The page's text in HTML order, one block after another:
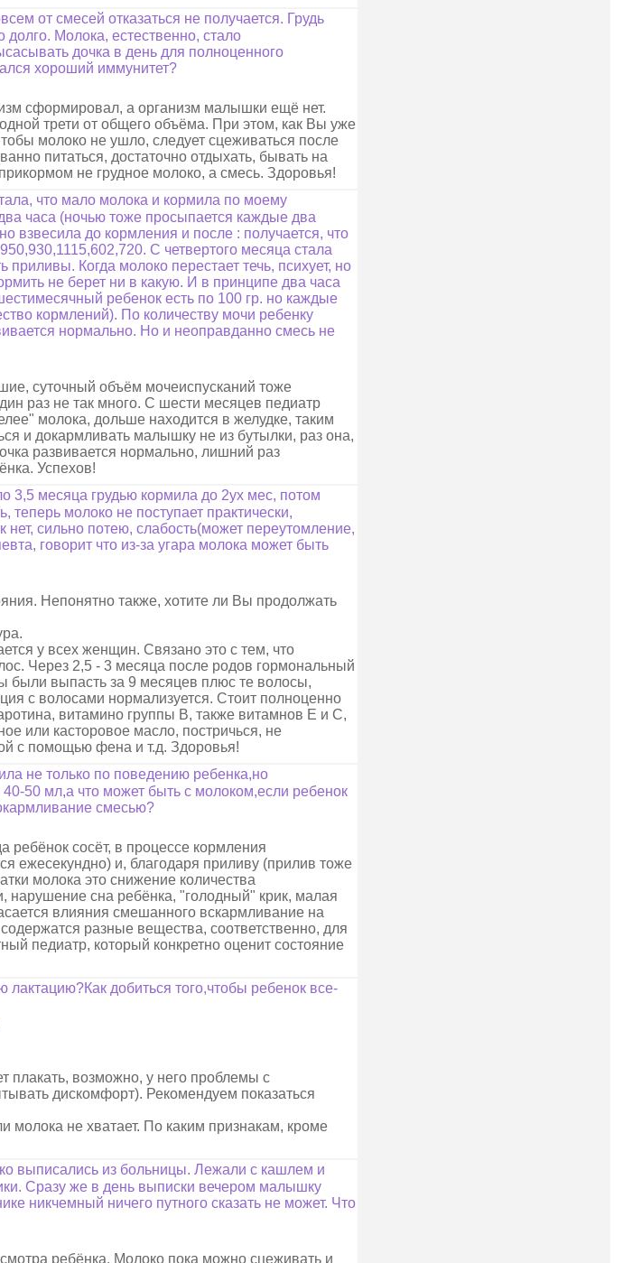
от смесей отказаться не получается. Грудь
долго. Молока, естественно, стало
дочка в день для полноценного
хороший иммунитет?
сформировал, а организм малышки ещё нет.
трети от общего объёма. При этом, как Вы уже
молоко не ушло, следует сцеживаться после
питаться, достаточно отдыхать, бывать на
не грудное молоко, а смесь. Здоровья!
что мало молока и кормила по моему
часа (ночью тоже просыпается каждые два
взвесила до кормления и после : получается, что
С четвертого месяца стала
Когда молоко перестает течь, психует, но
не берет ни в какую. И в принципе два часа
ребенок есть по 100 гр. но каждые
кормлений). По количеству мочи ребенку
нормально. Но и неоправданно смесь не
суточный объём мочеиспусканий тоже
раз не так много. С шести месяцев педиатр
молока, дольше находится в желудке, таким
и докармливать малышку не из бутылки, раз она,
развивается нормально, лишний раз
Успехов!
3,5 месяца грудью кормила до 2ух мес, потом
теперь молоко не поступает практически,
сильно потею, слабость(может переутомление,
говорит что из-за угара молока может быть
Непонятно также, хотите ли Вы продолжать
у всех женщин. Связано это с тем, что
Через 2,5 - 3 месяца после родов гормональный
выпасть за 9 месяцев плюс те волосы,
с волосами нормализуется. Стоит полноценно
витамино группы В, также витамнов Е и С,
или касторовое масло, постричься, не
с помощью фена и т.д. Здоровья!
не только по поведению ребенка,но
50 мл,а что может быть с молоком,если ребенок
смесью?
ребёнок сосёт, в процессе кормления
и, благодаря приливу (прилив тоже
молока это снижение количества
нарушение сна ребёнка, "голодный" крик, малая
влияния смешанного вскармливание на
разные вещества, соответственно, для
педиатр, который конкретно оценит состояние
добиться того,чтобы ребенок все-
плакать, возможно, у него проблемы с
дискомфорт). Рекомендуем показаться
молока не хватает. По каким признакам, кроме
выписались из больницы. Лежали с кашлем и
Сразу же в день выписки вечером малышку
никчемный ничего путного сказать не может. Что
ребёнка. Молоко пока можно сцеживать и